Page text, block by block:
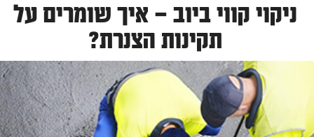
ניקוי קווי ביוב – איך שומרים על
תקינות הצנרת?